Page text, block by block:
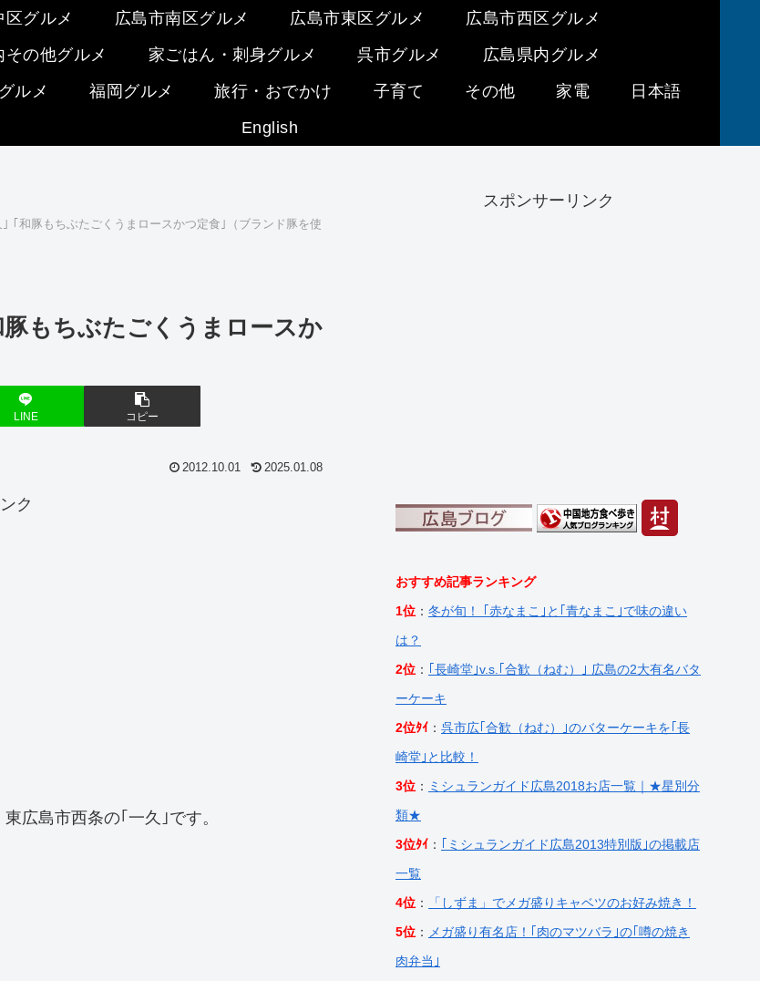
区グルメ 広島市南区グルメ 広島市東区グルメ
広島市西区グルメ
その他グルメ
家ごはん・刺身グルメ 呉市グルメ
広島県内グルメ
ルメ
福岡グルメ 旅行・おでかけ 子育て その他 家電
日本語
English
｢和豚もちぶたごくうまロースかつ定食｣（ブランド豚を使
もちぶたごくうまロースか
LINE コピー
2012.10.01 2025.01.08
ク
広島市西条の｢一久｣です。
スポンサーリンク
おすすめ記事ランキング
1位 ： 冬が旬！ ｢赤なまこ｣と｢青なまこ｣で味の違い
は？
2位 ：
｢長崎堂｣v.s.｢合歓（ねむ）｣ 広島の2大有名バタ
ーケーキ
2位ﾀｲ ： 呉市広｢合歓（ねむ）｣のバターケーキを｢長
崎堂｣と比較！
3位 ： ミシュランガイド広島2018お店一覧｜★星別分
類★
3位ﾀｲ ：
｢ミシュランガイド広島2013特別版｣の掲載店
一覧
4位 ：
「しずま」でメガ盛りキャベツのお好み焼き！
5位 ：
メガ盛り有名店！｢肉のマツバラ｣の｢噂の焼き
肉弁当｣